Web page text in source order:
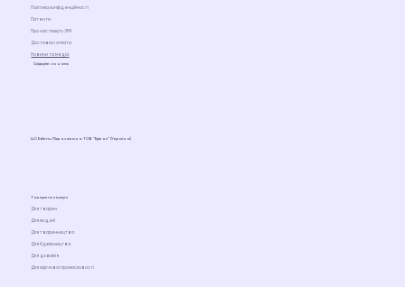
Товари та послуги
Для людей
Для тварин
Для тваринництва
Для бджільництва
Для довкілля
Для харчової промисловості
Політика конфіденційності
Патенти
Про нас пишуть ЗМІ
Доставка і оплата
Новини та медіа
Слідкуйте за нами
LLC Ediens. Ліцензовано ТОВ “Едіенс” (Україна)